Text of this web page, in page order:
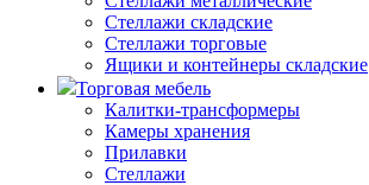
Стеллажи складские
Стеллажи торговые
Ящики и контейнеры складские
Торговая мебель
Калитки-трансформеры
Камеры хранения
Прилавки
Стеллажи